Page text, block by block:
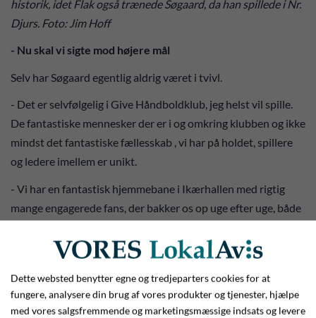
historik, idet Flak også trænede Søgaard, da han spillede i Nr.
Djurs. Foto: Jim Hoff
- Nu skal vi sigte mod højere mål
Selv har Søgaard egentlig aldrig været i tvivl.
- Det er selvfølgelig i Give Håndboldklub, jeg helst vil spille.
De fantastiske mennesker der er i og omkring klubben og ikke
mindst det fantastiske fællesskab , vi har på holdet, spillere
og ledere imellem er unikt.
- Vi har en fantastisk hjemmebane i Ikærhallen med rigtig
mange engagerede fans, der bakker os op uge efter uge, både
sted, og nu skal vi sammen arbejde hårdt frem mod den nye
større mål sammen, udtaler Søgaard i forbindelse med
lanceringen af den fantastiske nyhed.
Dette websted benytter egne og tredjeparters cookies for at
fungere, analysere din brug af vores produkter og tjenester, hjælpe
med vores salgsfremmende og marketingsmæssige indsats og levere